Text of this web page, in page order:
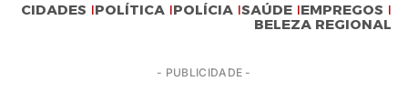
CIDADES POLÍTICA POLÍCIA SAÚDE EMPREGOS
BELEZA REGIONAL
- PUBLICIDADE -